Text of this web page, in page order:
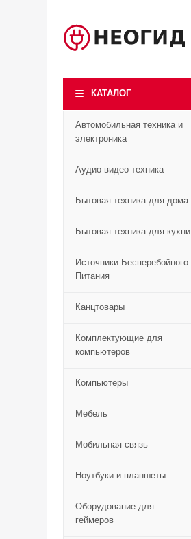
КАТАЛОГ
Автомобильная техника и
электроника
Аудио-видео техника
Бытовая техника для дома
Бытовая техника для кухни
Источники Бесперебойного
Питания
Канцтовары
Комплектующие для
компьютеров
Компьютеры
Мебель
Мобильная связь
Ноутбуки и планшеты
Оборудование для
геймеров